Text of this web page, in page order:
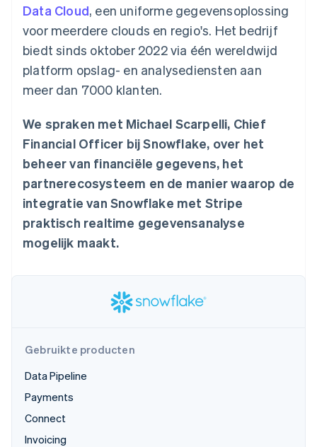
dan 125
Terminal
Authorization
Boost
Optimaliseer de
acceptatie
Versneld afrekenen
Financial
Connections
Data gekoppelde
Gegevenssynchronisatie
Product roadmap
Climate
Identity
Online identiteitsverificatie
Marktplaatsen
Platforms
SaaS
Creator economy
Gaming
Horeca, reizen en vrije
tijd
Verzekering
Media en entertainment
Non-profitorganisaties
dienstverlening
Detailhandel
Ecosysteem
bieden
Betaalkaarten uitgeven
worden gedekt
Diensten voorzien en
beheren met agents
Bronnen
App-integraties
Voorbeelden van code
Developerblog
API-status
Productroadmap
Jaarlijks congres
Sessions
Vacatures
Stripe Newsroom
Stripe Press
Contact
Neem contact op
Partner worden
Data Cloud, een uniforme gegevensoplossing
voor meerdere clouds en regio's. Het bedrijf
biedt sinds oktober 2022 via één wereldwijd
platform opslag- en analysediensten aan
meer dan 7000 klanten.
We spraken met Michael Scarpelli, Chief
Financial Officer bij Snowflake, over het
beheer van financiële gegevens, het
partnerecosysteem en de manier waarop de
integratie van Snowflake met Stripe
praktisch realtime gegevensanalyse
mogelijk maakt.
Gebruikte producten
Data Pipeline
Payments
Connect
Invoicing